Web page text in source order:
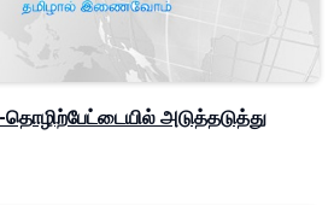
தொழிற்பேட்டையில் அடுத்தடுத்து